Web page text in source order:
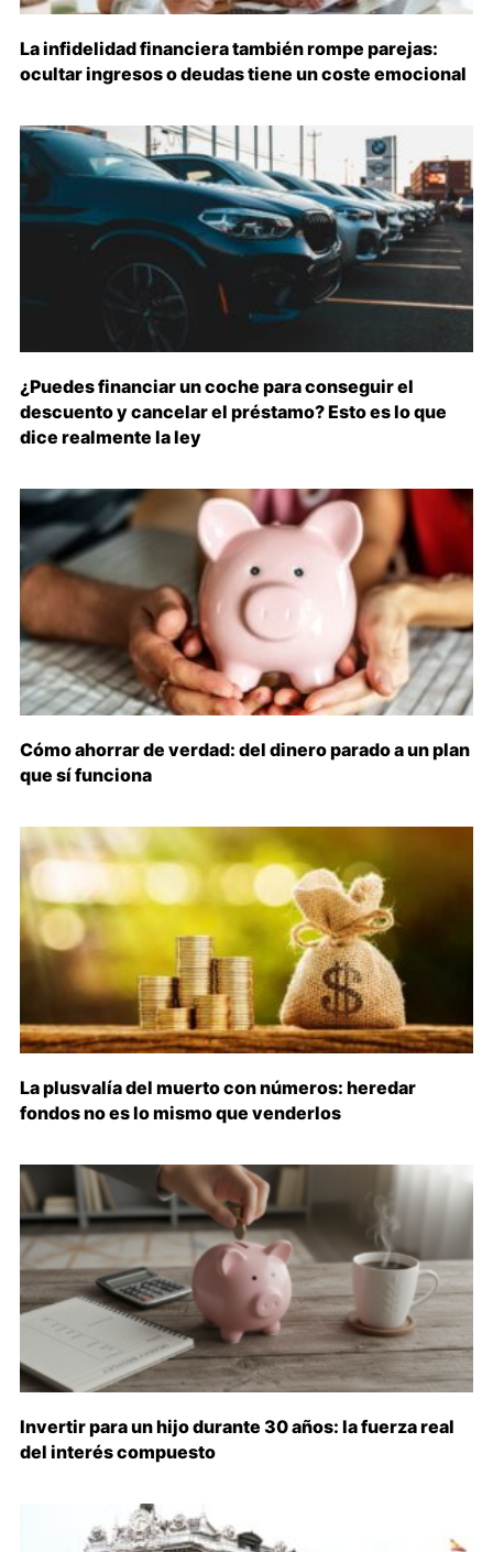
La infidelidad financiera también rompe parejas:
ocultar ingresos o deudas tiene un coste emocional
¿Puedes financiar un coche para conseguir el
descuento y cancelar el préstamo? Esto es lo que
dice realmente la ley
Cómo ahorrar de verdad: del dinero parado a un plan
que sí funciona
La plusvalía del muerto con números: heredar
fondos no es lo mismo que venderlos
Invertir para un hijo durante 30 años: la fuerza real
del interés compuesto